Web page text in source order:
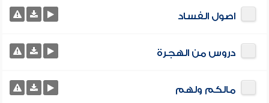
اصول الفساد
دروس من الهجرة
مالكم ولهم